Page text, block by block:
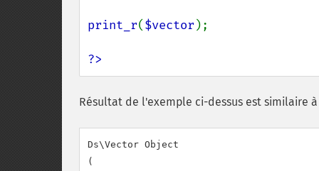
print_r($vector );
?>
Résultat de l'exemple ci-dessus est similaire à
Ds\Vector Object
(